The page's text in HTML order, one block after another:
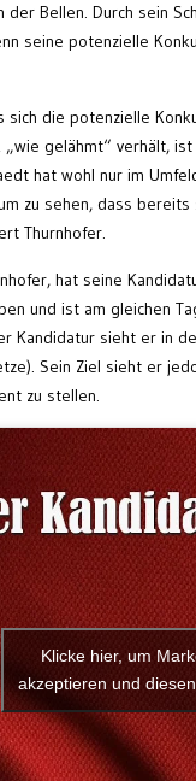
der Bellen. Durch sein
seine potenzielle
die potenzielle
gelähmt“ verhält,
hat wohl nur im
zu sehen, dass bereits
Thurnhofer.
hat seine
und ist am gleichen
Kandidatur sieht er in
Sein Ziel sieht er
zu stellen.
Klicke hier, um
akzeptieren und